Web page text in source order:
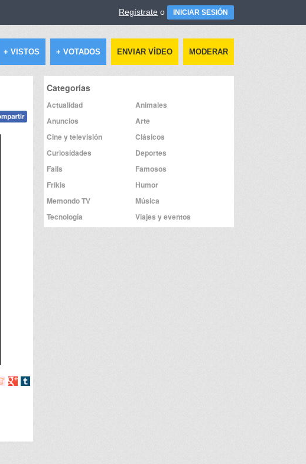
Regístrate o INICIAR SESIÓN
+ VISTOS + VOTADOS ENVIAR VÍDEO MODERAR
Compartir
Compartir
Compartir
Categorías
Actualidad
Animales
Anuncios
Arte
Cine y televisión
Clásicos
Curiosidades
Deportes
Fails
Famosos
Frikis
Humor
Memondo TV
Música
Tecnología
Viajes y eventos